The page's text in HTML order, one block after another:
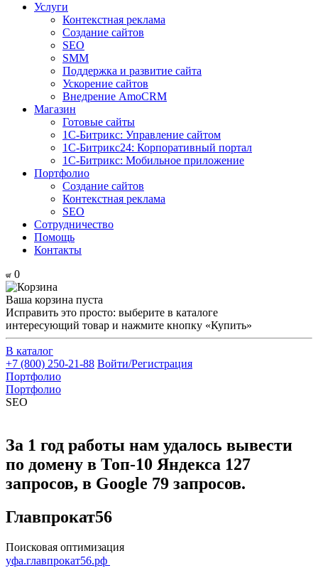
Услуги
Контекстная реклама
Создание сайтов
SEO
SMM
Поддержка и развитие сайта
Ускорение сайтов
Внедрение AmoCRM
Магазин
Готовые сайты
1С-Битрикс: Управление сайтом
1С-Битрикс24: Корпоративный портал
1С-Битрикс: Мобильное приложение
Портфолио
Создание сайтов
Контекстная реклама
SEO
Сотрудничество
Помощь
Контакты
0
Ваша корзина пуста
Исправить это просто: выберите в каталоге
интересующий товар и нажмите кнопку «Купить»
В каталог
+7 (800) 250-21-88 Войти/Регистрация
Портфолио
Портфолио
SEO
За 1 год работы нам удалось вывести
по домену в Топ-10 Яндекса 127
запросов, в Google 79 запросов.
Главпрокат56
Поисковая оптимизация
уфа.главпрокат56.рф